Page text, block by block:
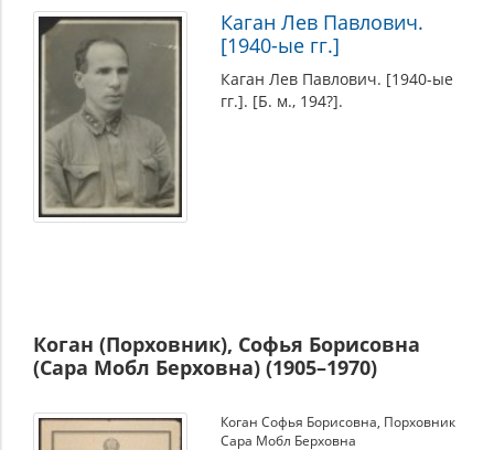
Каган Лев Павлович.
[1940-ые гг.]
Каган Лев Павлович. [1940-ые
гг.]. [Б. м., 194?].
Коган (Порховник), Софья Борисовна
(Сара Мобл Берховна) (1905–1970)
Коган Софья Борисовна, Порховник
Сара Мобл Берховна